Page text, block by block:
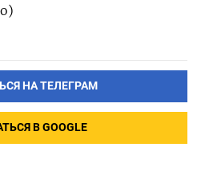
НА ТЕЛЕГРАМ
В GOOGLE